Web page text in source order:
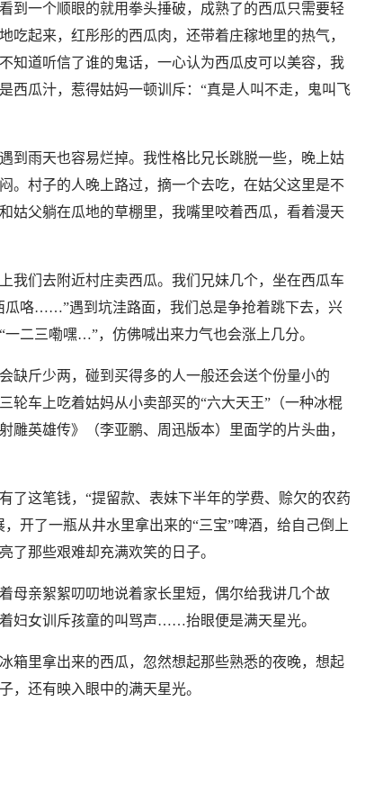
到一个顺眼的就用拳头捶破，成熟了的西瓜只需要轻
起来，红彤彤的西瓜肉，还带着庄稼地里的热气，
知道听信了谁的鬼话，一心认为西瓜皮可以美容，我
西瓜汁，惹得姑妈一顿训斥：“真是人叫不走，鬼叫飞
到雨天也容易烂掉。我性格比兄长跳脱一些，晚上姑
。村子的人晚上路过，摘一个去吃，在姑父这里是不
姑父躺在瓜地的草棚里，我嘴里咬着西瓜，看着漫天
我们去附近村庄卖西瓜。我们兄妹几个，坐在西瓜车
瓜咯……”遇到坑洼路面，我们总是争抢着跳下去，兴
二三嘞嘿…”，仿佛喊出来力气也会涨上几分。
缺斤少两，碰到买得多的人一般还会送个份量小的
轮车上吃着姑妈从小卖部买的“六大天王”（一种冰棍
英雄传》（李亚鹏、周迅版本）里面学的片头曲，
了这笔钱，“提留款、表妹下半年的学费、赊欠的农药
开了一瓶从井水里拿出来的“三宝”啤酒，给自己倒上
了那些艰难却充满欢笑的日子。
母亲絮絮叨叨地说着家长里短，偶尔给我讲几个故
妇女训斥孩童的叫骂声……抬眼便是满天星光。
箱里拿出来的西瓜，忽然想起那些熟悉的夜晚，想起
，还有映入眼中的满天星光。